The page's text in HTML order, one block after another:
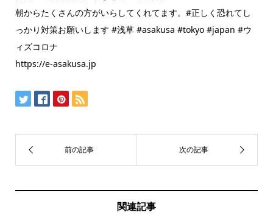
朝からたくさんの方がいらしてくれてます。#正しく恐れてし
っかり対策お願いします #浅草 #asakusa #tokyo #japan #ウ
ィズコロナ
https://e-asakusa.jp
関連記事